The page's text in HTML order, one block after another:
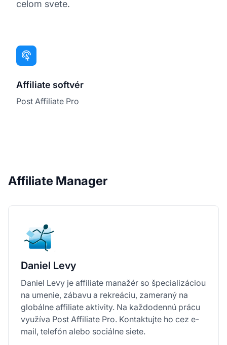
celom svete.
Affiliate softvér
Post Affiliate Pro
Affiliate Manager
Daniel Levy
Daniel Levy je affiliate manažér so špecializáciou
na umenie, zábavu a rekreáciu, zameraný na
globálne affiliate aktivity. Na každodennú prácu
využíva Post Affiliate Pro. Kontaktujte ho cez e-
mail, telefón alebo sociálne siete.